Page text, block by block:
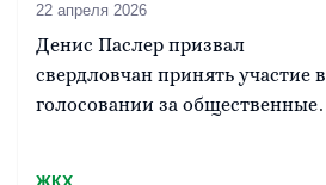
22 апреля 2026
Денис Паслер призвал
свердловчан принять участие в
голосовании за общественные